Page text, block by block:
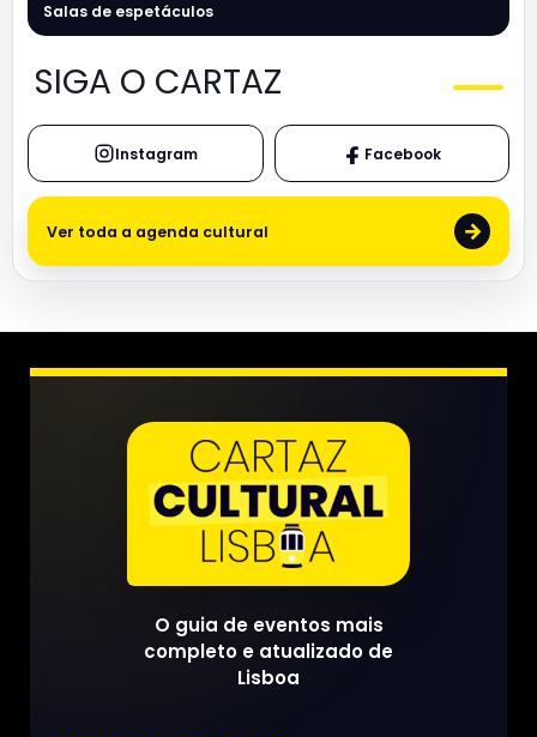
Salas de espetáculos
SIGA O CARTAZ
Instagram Facebook
Ver toda a agenda cultural →
O guia de eventos mais
completo e atualizado de
Lisboa